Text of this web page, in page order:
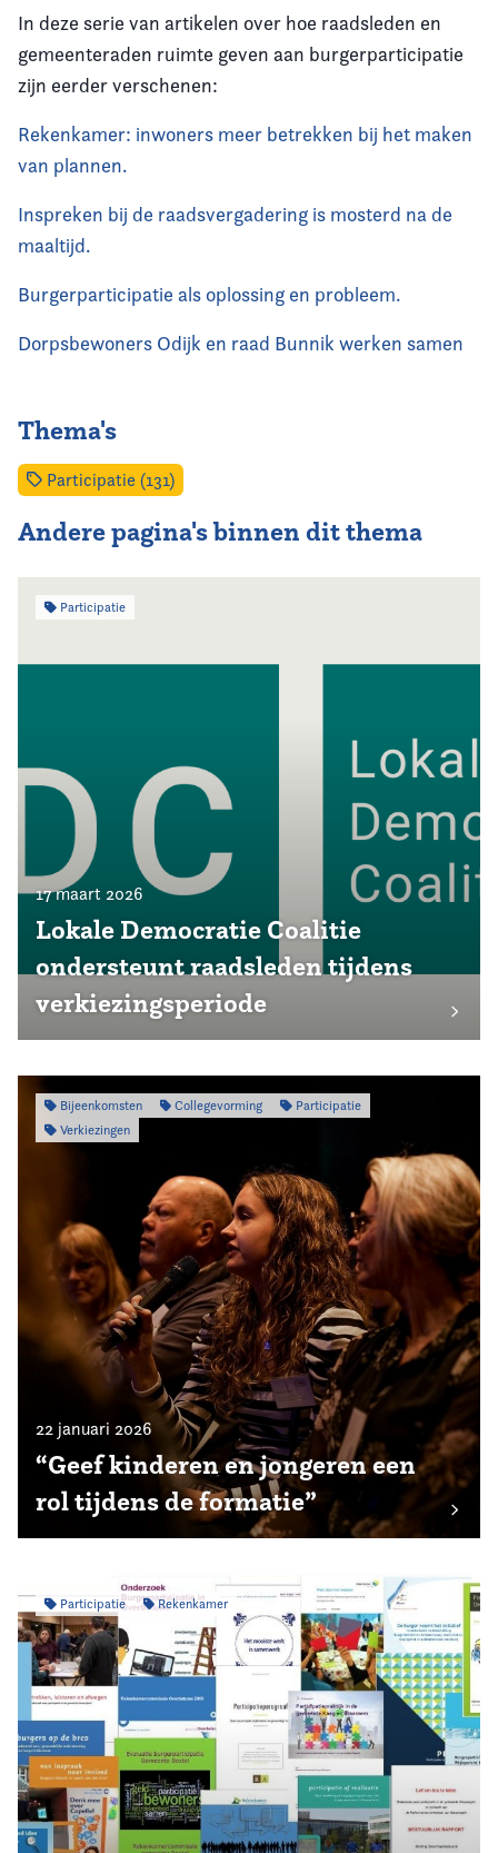
In deze serie van artikelen over hoe raadsleden en
gemeenteraden ruimte geven aan burgerparticipatie
zijn eerder verschenen:
Rekenkamer: inwoners meer betrekken bij het maken
van plannen.
Inspreken bij de raadsvergadering is mosterd na de
maaltijd.
Burgerparticipatie als oplossing en probleem.
Dorpsbewoners Odijk en raad Bunnik werken samen
Thema's
Participatie (131)
Andere pagina's binnen dit thema
Participatie
17 maart 2026
Lokale Democratie Coalitie
ondersteunt raadsleden tijdens
verkiezingsperiode
Bijeenkomsten Collegevorming
Participatie
Verkiezingen
22 januari 2026
“Geef kinderen en jongeren een
rol tijdens de formatie”
Participatie Rekenkamer